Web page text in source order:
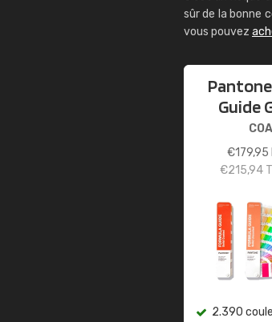
sûr de la bonne
vous pouvez
Guide
€179,95
€215,94
2.390